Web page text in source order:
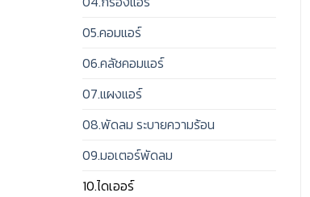
05.คอมแอร์
06.คลัชคอมแอร์
07.แผงแอร์
08.พัดลม ระบายความร้อน
09.มอเตอร์พัดลม
10.ไดเออร์